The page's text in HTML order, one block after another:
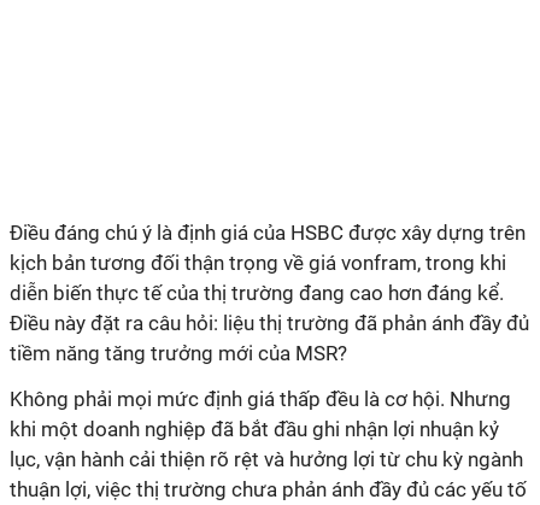
Điều đáng chú ý là định giá của HSBC được xây dựng trên
kịch bản tương đối thận trọng về giá vonfram, trong khi
diễn biến thực tế của thị trường đang cao hơn đáng kể.
Điều này đặt ra câu hỏi: liệu thị trường đã phản ánh đầy đủ
tiềm năng tăng trưởng mới của MSR?
Không phải mọi mức định giá thấp đều là cơ hội. Nhưng
khi một doanh nghiệp đã bắt đầu ghi nhận lợi nhuận kỷ
lục, vận hành cải thiện rõ rệt và hưởng lợi từ chu kỳ ngành
thuận lợi, việc thị trường chưa phản ánh đầy đủ các yếu tố